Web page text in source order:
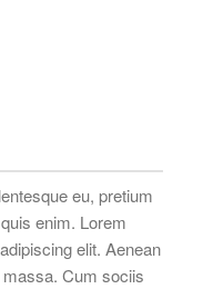
eu, pretium
enim. Lorem
elit. Aenean
Cum sociis